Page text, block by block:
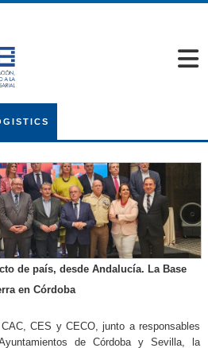
de país, desde Andalucía. La Base
en Córdoba
CES y CECO, junto a responsables
de Córdoba y Sevilla, la